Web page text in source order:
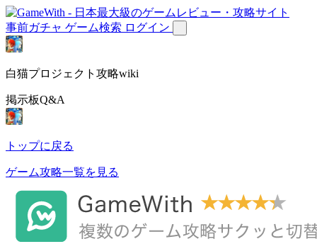
事前ガチャ ゲーム検索 ログイン
白猫プロジェクト攻略wiki
掲示板Q&A
トップに戻る
ゲーム攻略一覧を見る